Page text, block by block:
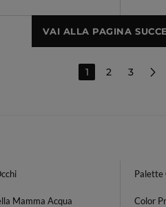
VAI ALLA PAGINA
1 2 3
Palette
Mamma Acqua
Color